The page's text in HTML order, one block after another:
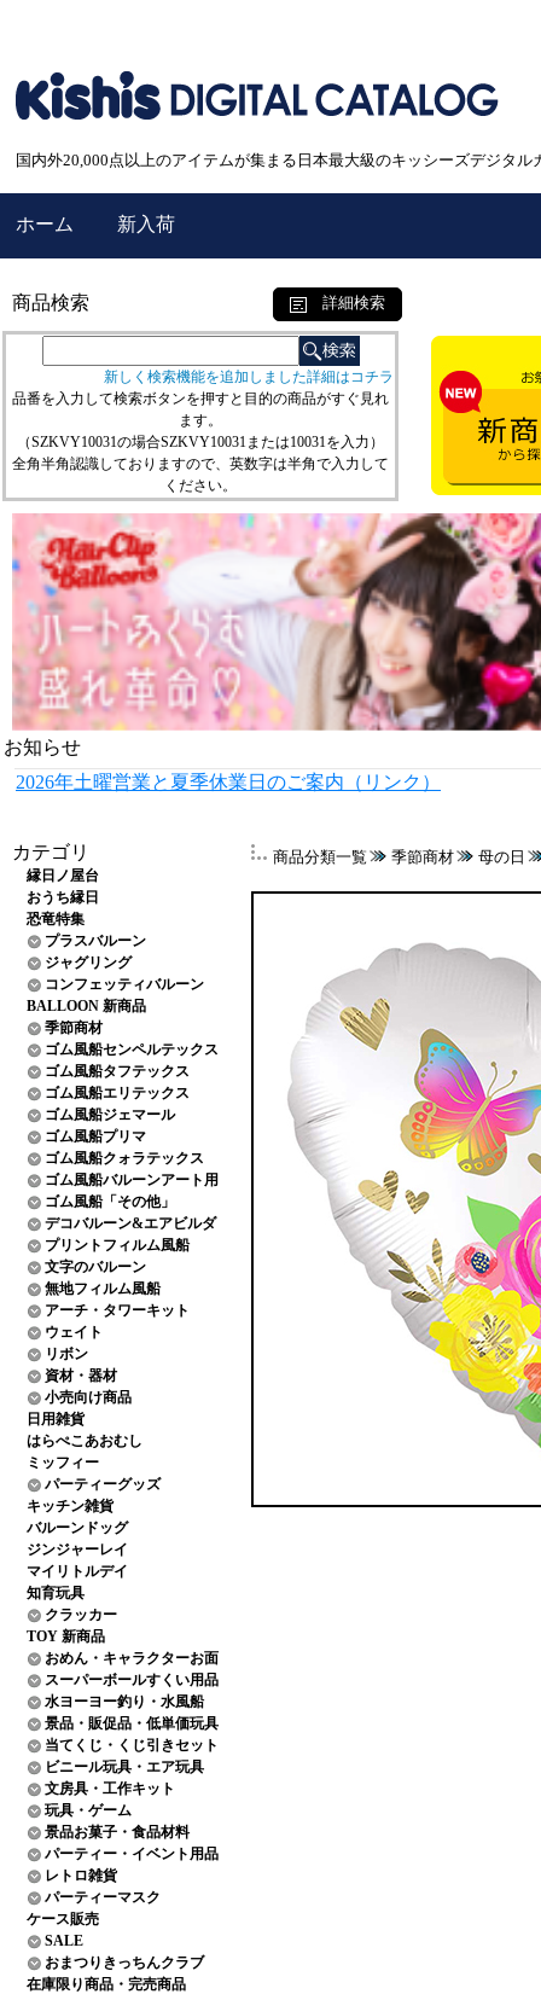
国内外20,000点以上のアイテムが集まる日本最大級のキッシーズデジタル
ホーム 新入荷
商品検索 詳細検索
新しく検索機能を追加しました詳細はコチラ
品番を入力して検索ボタンを押すと目的の商品がすぐ見れ
ます。
（SZKVY10031の場合SZKVY10031または10031を入力）
全角半角認識しておりますので、英数字は半角で入力して
ください。
お知らせ
2026年土曜営業と夏季休業日のご案内（リンク）
カテゴリ
縁日ノ屋台
おうち縁日
恐竜特集
プラスバルーン
ジャグリング
コンフェッティバルーン
BALLOON 新商品
季節商材
ゴム風船センペルテックス
ゴム風船タフテックス
ゴム風船エリテックス
ゴム風船ジェマール
ゴム風船プリマ
ゴム風船クォラテックス
ゴム風船バルーンアート用
ゴム風船「その他」
デコバルーン&エアビルダ
プリントフィルム風船
文字のバルーン
無地フィルム風船
アーチ・タワーキット
ウェイト
リボン
資材・器材
小売向け商品
日用雑貨
はらぺこあおむし
ミッフィー
パーティーグッズ
キッチン雑貨
バルーンドッグ
ジンジャーレイ
マイリトルデイ
知育玩具
クラッカー
TOY 新商品
おめん・キャラクターお面
スーパーボールすくい用品
水ヨーヨー釣り・水風船
景品・販促品・低単価玩具
当てくじ・くじ引きセット
ビニール玩具・エア玩具
文房具・工作キット
玩具・ゲーム
景品お菓子・食品材料
パーティー・イベント用品
レトロ雑貨
パーティーマスク
ケース販売
SALE
おまつりきっちんクラブ
在庫限り商品・完売商品
商品分類一覧 季節商材 母の日